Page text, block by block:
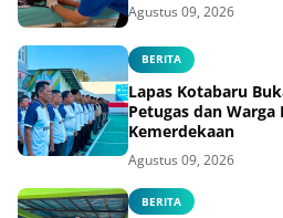
Agustus 09, 2026
BERITA
Lapas Kotabaru
Petugas dan
Kemerdekaan
Agustus 09, 2026
BERITA